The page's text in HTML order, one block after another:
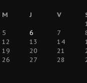
M J V
5 6 7
12 13 14
19 20 21
26 27 28